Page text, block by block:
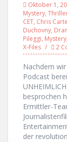
Oktober 1,
Mystery,
CET, Chris
Duchovny,
Pileggi, Mystery
X-Files
2
Nachdem
Podcast
besprochen
Ermittler-
der